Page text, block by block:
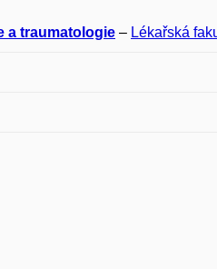
a traumatologie – Lékařská